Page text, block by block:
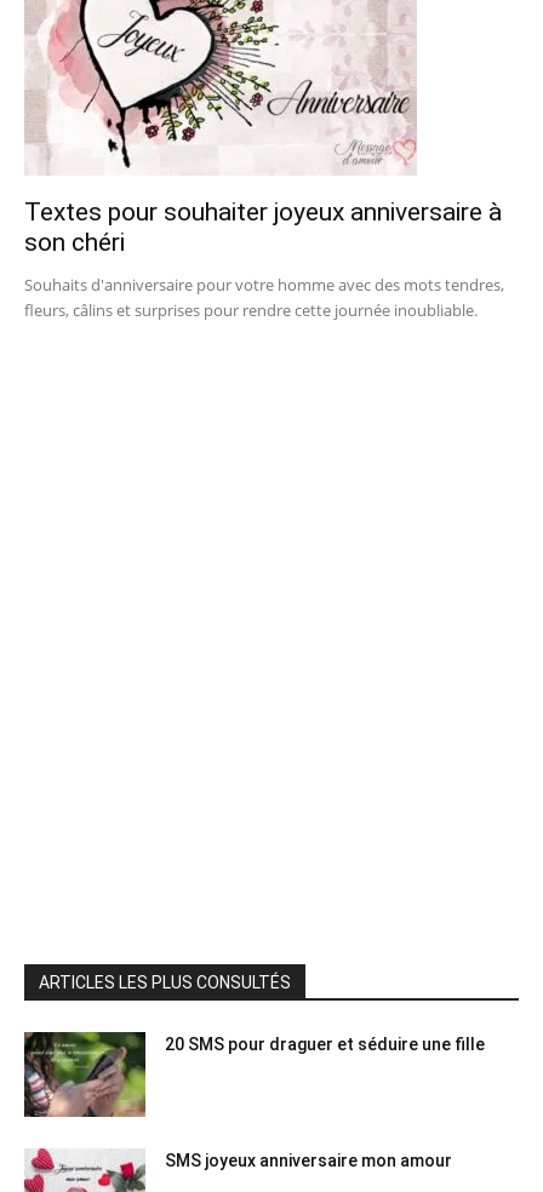
Textes pour souhaiter joyeux anniversaire à
son chéri
Souhaits d'anniversaire pour votre homme avec des mots tendres,
fleurs, câlins et surprises pour rendre cette journée inoubliable.
ARTICLES LES PLUS CONSULTÉS
20 SMS pour draguer et séduire une fille
SMS joyeux anniversaire mon amour